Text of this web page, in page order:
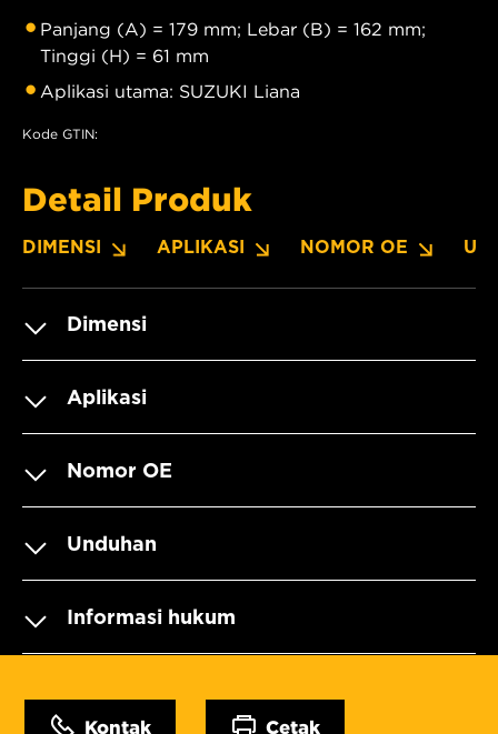
Panjang (A) = 179 mm; Lebar (B) = 162 mm;
Tinggi (H) = 61 mm
Aplikasi utama: SUZUKI Liana
Kode GTIN:
Detail Produk
DIMENSI APLIKASI NOMOR OE
Dimensi
Aplikasi
Nomor OE
Unduhan
Informasi hukum
Kontak Cetak